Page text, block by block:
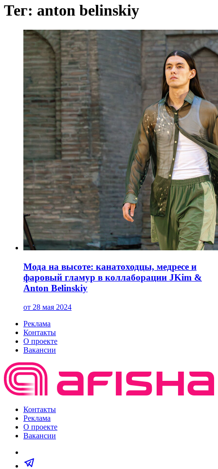
Тег: anton belinskiy
Мода на высоте: канатоходцы, медресе и
фаровый гламур в коллаборации JKim &
Anton Belinskiy
от 28 мая 2024
Реклама
Контакты
О проекте
Вакансии
Контакты
Реклама
О проекте
Вакансии